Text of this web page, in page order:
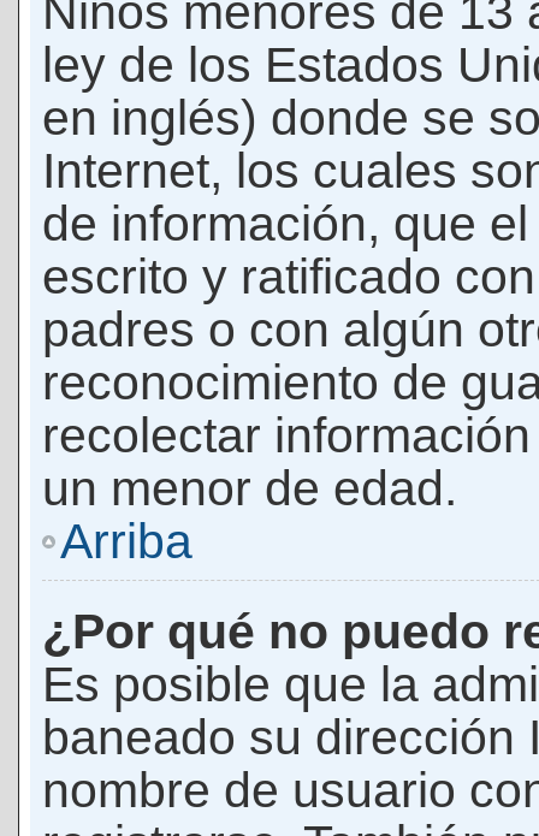
Niños menores de 13
ley de los Estados
en inglés) donde se
Internet, los cuales
de información, que
escrito y ratificado
padres o con algún
reconocimiento de
recolectar
un menor de edad.
Arriba
¿Por qué no puedo
Es posible que la
baneado su dirección
nombre de usuario